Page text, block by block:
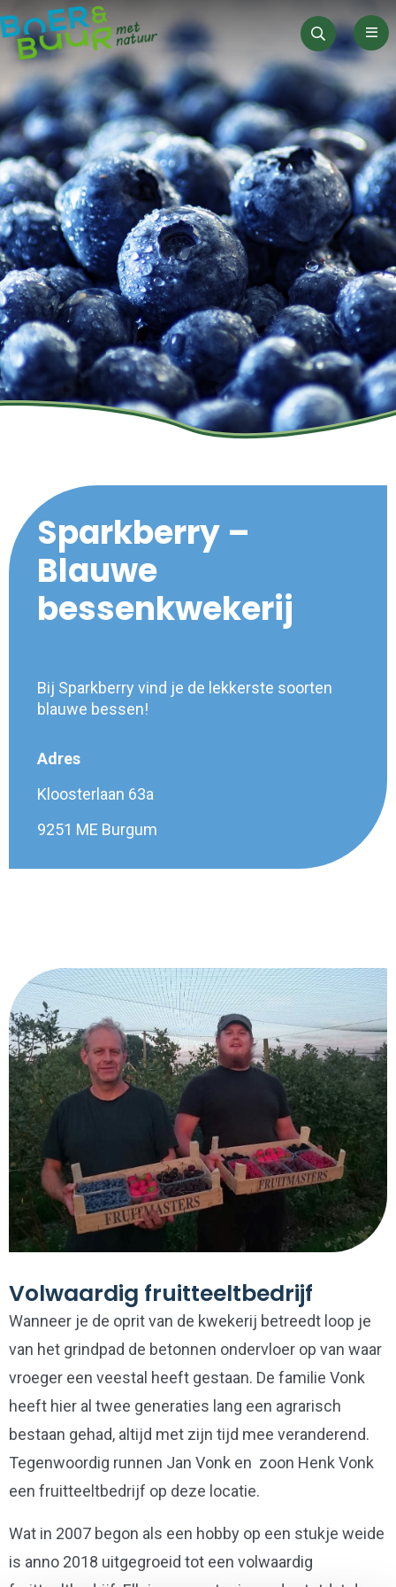
Zoeken
Sparkberry –
Blauwe
bessenkwekerij
Bij Sparkberry vind je de lekkerste soorten
blauwe bessen!
Adres
Kloosterlaan 63a
9251 ME Burgum
Volwaardig fruitteeltbedrijf
Wanneer je de oprit van de kwekerij betreedt loop je
van het grindpad de betonnen ondervloer op van waar
vroeger een veestal heeft gestaan. De familie Vonk
heeft hier al twee generaties lang een agrarisch
bestaan gehad, altijd met zijn tijd mee veranderend.
Tegenwoordig runnen Jan Vonk en zoon Henk Vonk
een fruitteeltbedrijf op deze locatie.
Wat in 2007 begon als een hobby op een stukje weide
is anno 2018 uitgegroeid tot een volwaardig